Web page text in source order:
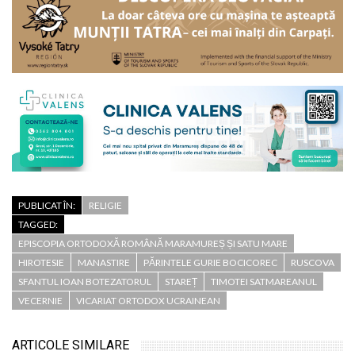
PUBLICAT ÎN:
RELIGIE
TAGGED:
EPISCOPIA ORTODOXĂ ROMÂNĂ MARAMUREȘ ȘI SATU MARE
HIROTESIE
MANASTIRE PĂRINTELE GURIE BOCICOREC
RUSCOVA
SFANTUL IOAN BOTEZATORUL
STAREȚ
TIMOTEI SATMAREANUL
VECERNIE
VICARIAT ORTODOX UCRAINEAN
ARTICOLE SIMILARE